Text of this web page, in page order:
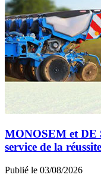
MONOSEM et DE
service de la
Publié le 03/08/2026